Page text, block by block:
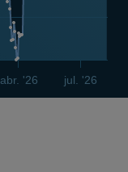
jul. '26
abr. '26